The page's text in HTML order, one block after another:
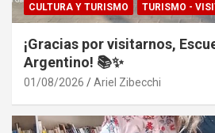
CULTURA Y TURISMO TURISMO -
¡Gracias por visitarnos,
Argentino! 📚✨
01/08/2026 Ariel Zibecchi